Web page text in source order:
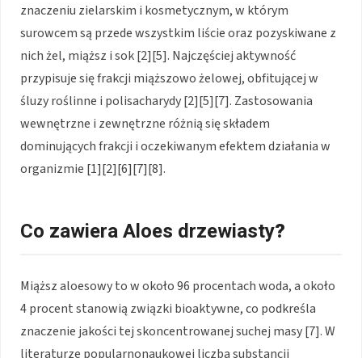
znaczeniu zielarskim i kosmetycznym, w którym
surowcem są przede wszystkim liście oraz pozyskiwane z
nich żel, miąższ i sok [2][5]. Najczęściej aktywność
przypisuje się frakcji miąższowo żelowej, obfitującej w
śluzy roślinne i polisacharydy [2][5][7]. Zastosowania
wewnętrzne i zewnętrzne różnią się składem
dominujących frakcji i oczekiwanym efektem działania w
organizmie [1][2][6][7][8].
Co zawiera Aloes drzewiasty?
Miąższ aloesowy to w około 96 procentach woda, a około
4 procent stanowią związki bioaktywne, co podkreśla
znaczenie jakości tej skoncentrowanej suchej masy [7]. W
literaturze popularnonaukowej liczba substancji